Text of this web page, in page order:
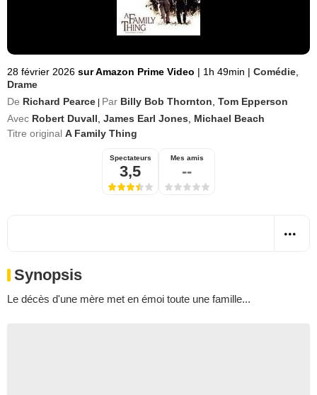
28 février 2026 sur Amazon Prime Video | 1h 49min | Comédie
Drame
De Richard Pearce Par Billy Bob Thornton Tom Epperson
Avec Robert Duvall James Earl Jones
Michael Beach
Titre original A Family Thing
Spectateurs
3,5
Mes amis
--
Synopsis
Le décès d'une mère met en émoi toute une famille...